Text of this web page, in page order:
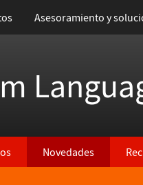
Asesoramiento y
Novedades